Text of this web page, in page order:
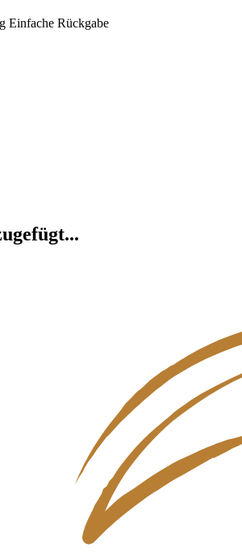
Einfache Rückgabe